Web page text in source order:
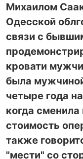
Михаилом
Одесской
связи с
кровати
была
четыре года
когда сменила
стоимость
также
"мести" со